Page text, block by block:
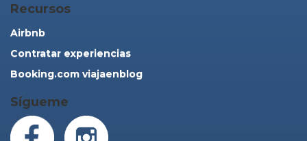
Recursos
Airbnb
Contratar experiencias
Booking.com viajaenblog
Sígueme